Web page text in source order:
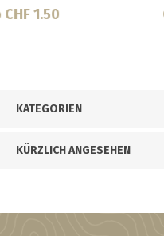
CHF 4.70
KATEGORIEN
KÜRZLICH ANGESEHEN